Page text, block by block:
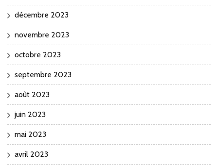
décembre 2023
novembre 2023
octobre 2023
septembre 2023
août 2023
juin 2023
mai 2023
avril 2023